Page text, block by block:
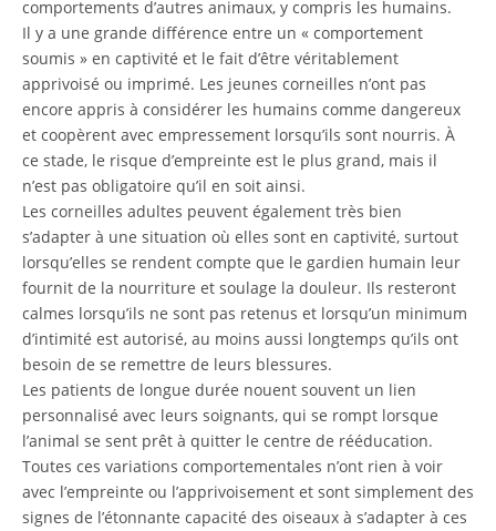
comportements d’autres animaux, y compris les humains.
Il y a une grande différence entre un « comportement
soumis » en captivité et le fait d’être véritablement
apprivoisé ou imprimé. Les jeunes corneilles n’ont pas
encore appris à considérer les humains comme dangereux
et coopèrent avec empressement lorsqu’ils sont nourris. À
ce stade, le risque d’empreinte est le plus grand, mais il
n’est pas obligatoire qu’il en soit ainsi.
Les corneilles adultes peuvent également très bien
s’adapter à une situation où elles sont en captivité, surtout
lorsqu’elles se rendent compte que le gardien humain leur
fournit de la nourriture et soulage la douleur. Ils resteront
calmes lorsqu’ils ne sont pas retenus et lorsqu’un minimum
d’intimité est autorisé, au moins aussi longtemps qu’ils ont
besoin de se remettre de leurs blessures.
Les patients de longue durée nouent souvent un lien
personnalisé avec leurs soignants, qui se rompt lorsque
l’animal se sent prêt à quitter le centre de rééducation.
Toutes ces variations comportementales n’ont rien à voir
avec l’empreinte ou l’apprivoisement et sont simplement des
signes de l’étonnante capacité des oiseaux à s’adapter à ces